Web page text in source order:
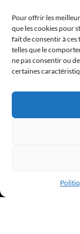
Pour offrir les
que les cookies pour
fait de consentir à
telles que le
ne pas consentir ou
certaines
APÉRO DE RENTRÉ